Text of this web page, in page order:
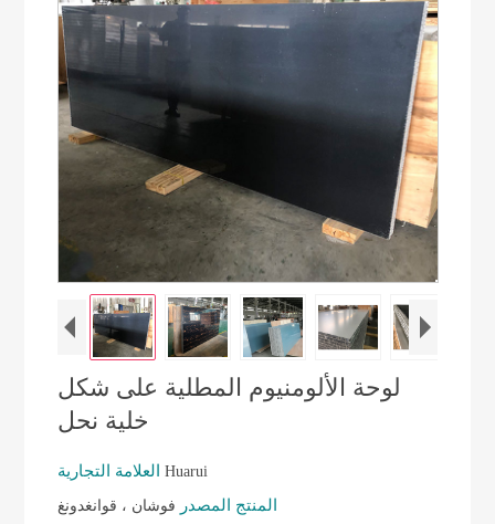
لوحة الألومنيوم المطلية على شكل
خلية نحل
العلامة التجاريةHuarui
المنتج المصدر فوشان ، قوانغدونغ